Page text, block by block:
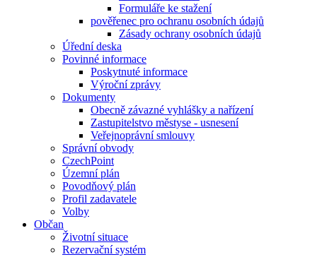
Formuláře ke stažení
pověřenec pro ochranu osobních údajů
Zásady ochrany osobních údajů
Úřední deska
Povinné informace
Poskytnuté informace
Výroční zprávy
Dokumenty
Obecně závazné vyhlášky a nařízení
Zastupitelstvo městyse - usnesení
Veřejnoprávní smlouvy
Správní obvody
CzechPoint
Územní plán
Povodňový plán
Profil zadavatele
Volby
Občan
Životní situace
Rezervační systém